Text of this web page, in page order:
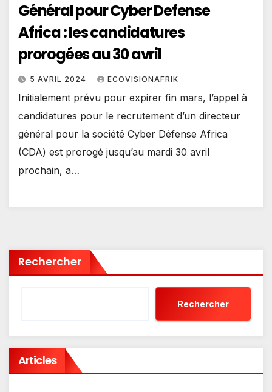
Général pour Cyber Defense
Africa : les candidatures
prorogées au 30 avril
5 AVRIL 2024 ECOVISIONAFRIK
Initialement prévu pour expirer fin mars, l’appel à
candidatures pour le recrutement d’un directeur
général pour la société Cyber Défense Africa
(CDA) est prorogé jusqu’au mardi 30 avril
prochain, a…
Rechercher
Rechercher
Articles